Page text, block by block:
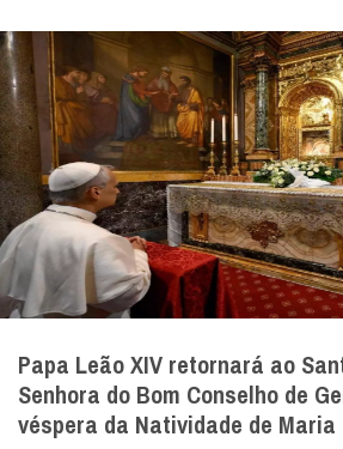
Papa Leão XIV retornará ao
Senhora do Bom Conselho de
véspera da Natividade de Maria